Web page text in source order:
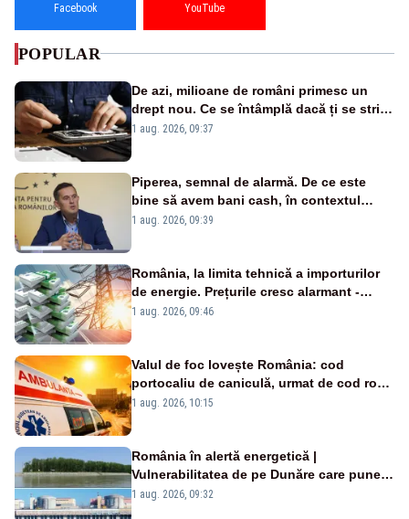
Facebook YouTube
POPULAR
De azi, milioane de români primesc un
drept nou. Ce se întâmplă dacă ți se strică
un produs
1 aug. 2026, 09:37
Piperea, semnal de alarmă. De ce este
bine să avem bani cash, în contextul
alertei energetice?
1 aug. 2026, 09:39
România, la limita tehnică a importurilor
de energie. Prețurile cresc alarmant -
Analiză Realitatea Plus
1 aug. 2026, 09:46
Valul de foc lovește România: cod
portocaliu de caniculă, urmat de cod roșu
duminică. Temperaturile urcă spre 40°C
1 aug. 2026, 10:15
România în alertă energetică |
Vulnerabilitatea de pe Dunăre care pune
în pericol Centrala Cernavodă era
1 aug. 2026, 09:32